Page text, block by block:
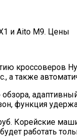
кроссоверов
также
функция
Корейские
работать